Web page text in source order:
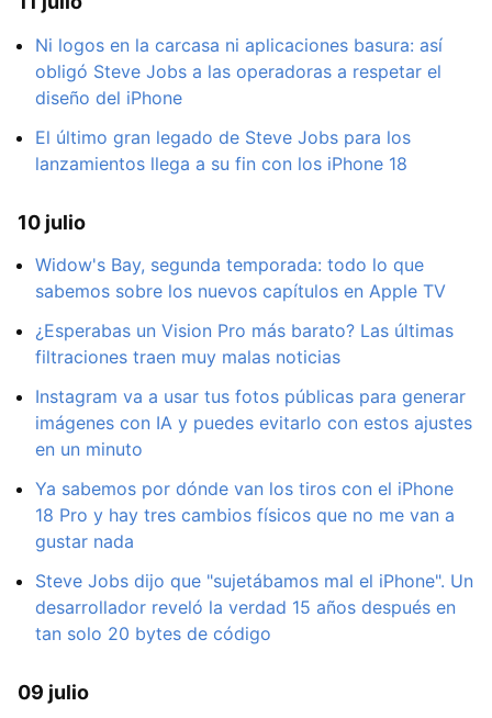
Ni logos en la carcasa ni aplicaciones basura: así
obligó Steve Jobs a las operadoras a respetar el
diseño del iPhone
El último gran legado de Steve Jobs para los
lanzamientos llega a su fin con los iPhone 18
10 julio
Widow's Bay, segunda temporada: todo lo que
sabemos sobre los nuevos capítulos en Apple TV
¿Esperabas un Vision Pro más barato? Las últimas
filtraciones traen muy malas noticias
Instagram va a usar tus fotos públicas para generar
imágenes con IA y puedes evitarlo con estos ajustes
en un minuto
Ya sabemos por dónde van los tiros con el iPhone
18 Pro y hay tres cambios físicos que no me van a
gustar nada
Steve Jobs dijo que "sujetábamos mal el iPhone". Un
desarrollador reveló la verdad 15 años después en
tan solo 20 bytes de código
09 julio